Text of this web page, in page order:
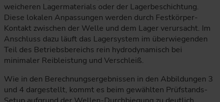
weicheren Lagermaterials oder der Lagerbeschichtung.
Diese lokalen Anpassungen werden durch Festkörper-
Kontakt zwischen der Welle und dem Lager verursacht. Im
Anschluss dazu läuft das Lagersystem im überwiegenden
Teil des Betriebsbereichs rein hydrodynamisch bei
minimaler Reibleistung und Verschleiß.
Wie in den Berechnungsergebnissen in den Abbildungen 3
und 4 dargestellt, kommt es beim gewählten Prüfstands-